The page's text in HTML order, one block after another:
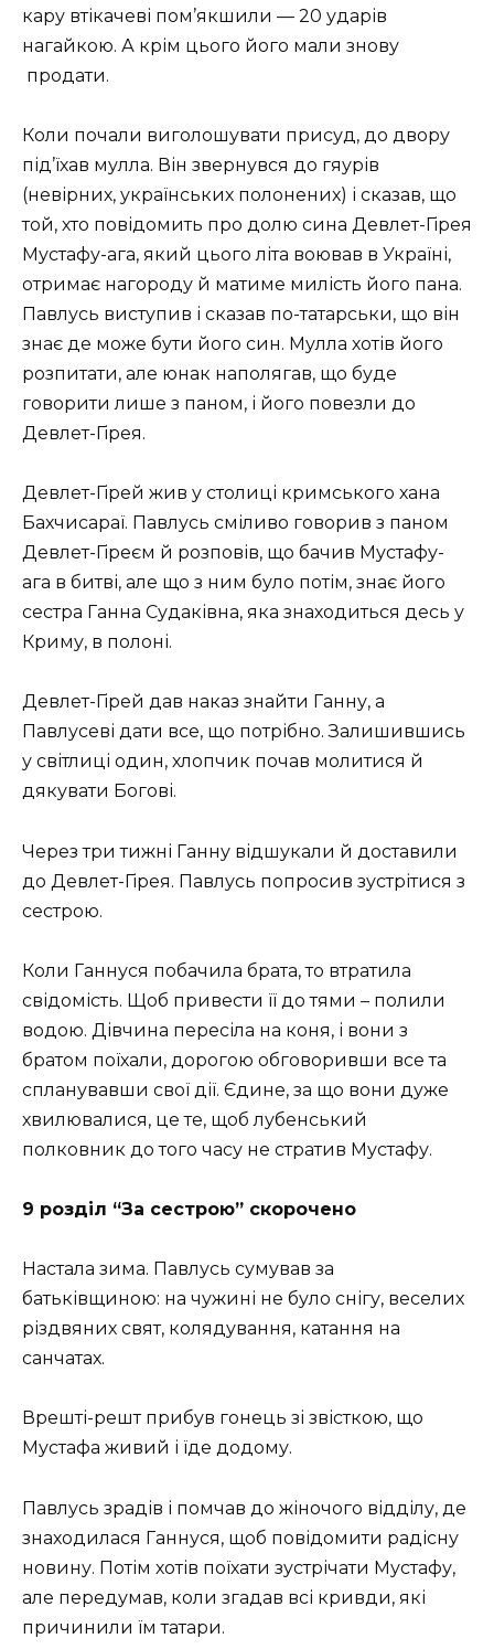
кару втікачеві пом’якшили — 20 ударів
нагайкою. А крім цього його мали знову
продати.
Коли почали виголошувати присуд, до двору
під’їхав мулла. Він звернувся до гяурів
(невірних, українських полонених) і сказав, що
той, хто повідомить про долю сина Девлет-Гірея
Мустафу-ага, який цього літа воював в Україні,
отримає нагороду й матиме милість його пана.
Павлусь виступив і сказав по-татарськи, що він
знає де може бути його син. Мулла хотів його
розпитати, але юнак наполягав, що буде
говорити лише з паном, і його повезли до
Девлет-Гірея.
Девлет-Гірей жив у столиці кримського хана
Бахчисараї. Павлусь сміливо говорив з паном
Девлет-Гіреєм й розповів, що бачив Мустафу-
ага в битві, але що з ним було потім, знає його
сестра Ганна Судаківна, яка знаходиться десь у
Криму, в полоні.
Девлет-Гірей дав наказ знайти Ганну, а
Павлусеві дати все, що потрібно. Залишившись
у світлиці один, хлопчик почав молитися й
дякувати Богові.
Через три тижні Ганну відшукали й доставили
до Девлет-Гірея. Павлусь попросив зустрітися з
сестрою.
Коли Ганнуся побачила брата, то втратила
свідомість. Щоб привести її до тями – полили
водою. Дівчина пересіла на коня, і вони з
братом поїхали, дорогою обговоривши все та
спланувавши свої дії. Єдине, за що вони дуже
хвилювалися, це те, щоб лубенський
полковник до того часу не стратив Мустафу.
9 розділ “За сестрою” скорочено
Настала зима. Павлусь сумував за
батьківщиною: на чужині не було снігу, веселих
різдвяних свят, колядування, катання на
санчатах.
Врешті-решт прибув гонець зі звісткою, що
Мустафа живий і їде додому.
Павлусь зрадів і помчав до жіночого відділу, де
знаходилася Ганнуся, щоб повідомити радісну
новину. Потім хотів поїхати зустрічати Мустафу,
але передумав, коли згадав всі кривди, які
причинили їм татари.